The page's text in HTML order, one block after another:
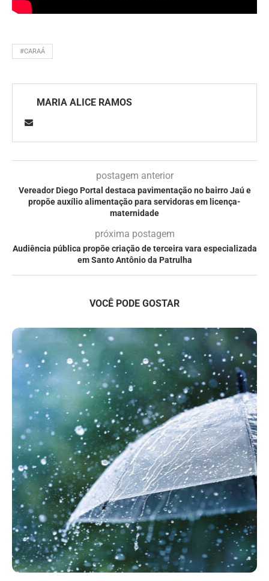
#CARAÁ
MARIA ALICE RAMOS
postagem anterior
Vereador Diego Portal destaca pavimentação no bairro Jaú e
propõe auxílio alimentação para servidoras em licença-
maternidade
próxima postagem
Audiência pública propõe criação de terceira vara especializada
em Santo Antônio da Patrulha
VOCÊ PODE GOSTAR